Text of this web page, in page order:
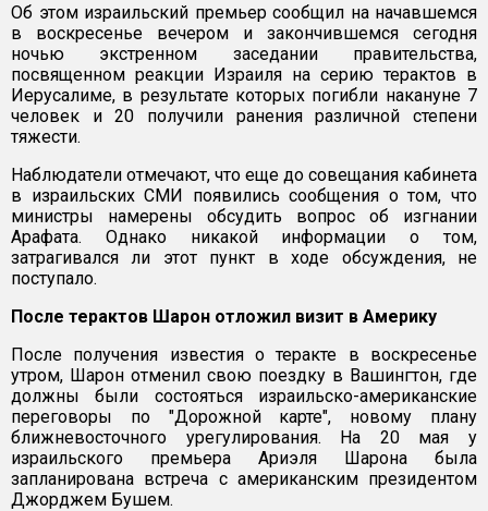
Об этом израильский премьер сообщил на начавшемся
в воскресенье вечером и закончившемся сегодня
ночью экстренном заседании правительства,
посвященном реакции Израиля на серию терактов в
Иерусалиме, в результате которых погибли накануне 7
человек и 20 получили ранения различной степени
тяжести.
Наблюдатели отмечают, что еще до совещания кабинета
в израильских СМИ появились сообщения о том, что
министры намерены обсудить вопрос об изгнании
Арафата. Однако никакой информации о том,
затрагивался ли этот пункт в ходе обсуждения, не
поступало.
После терактов Шарон отложил визит в Америку
После получения известия о теракте в воскресенье
утром, Шарон отменил свою поездку в Вашингтон, где
должны были состояться израильско-американские
переговоры по "Дорожной карте", новому плану
ближневосточного урегулирования. На 20 мая у
израильского премьера Ариэля Шарона была
запланирована встреча с американским президентом
Джорджем Бушем.